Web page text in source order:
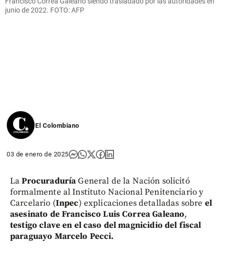
junio de 2022. FOTO: AFP
El Colombiano
03 de enero de 2025
LaProcuraduríaGeneral de la Nación solicitó
formalmente al Instituto Nacional Penitenciario y
Carcelario (Inpec) explicaciones detalladas sobre el
asesinato de Francisco Luis Correa Galeano,
testigo clave en el caso del magnicidio del fiscal
paraguayo Marcelo Pecci.